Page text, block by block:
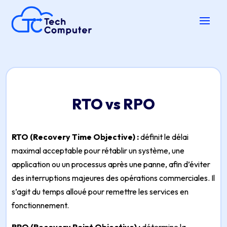
RTO vs RPO
RTO (Recovery Time Objective) :définit le délai
maximal acceptable pour rétablir un système, une
application ou un processus après une panne, afin d’éviter
des interruptions majeures des opérations commerciales. Il
s’agit du temps alloué pour remettre les services en
fonctionnement.